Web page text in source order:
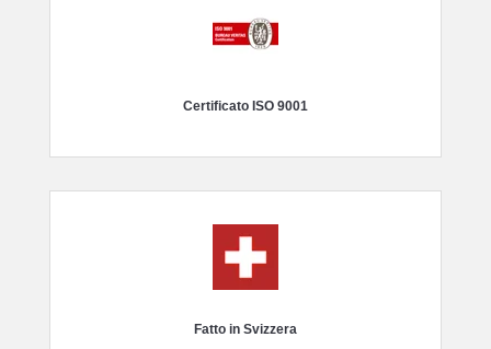
Certificato ISO 9001
Fatto in Svizzera